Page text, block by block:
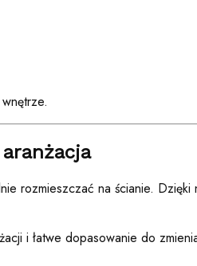
rozmieszczać na ścianie. Dzięki
i łatwe dopasowanie do